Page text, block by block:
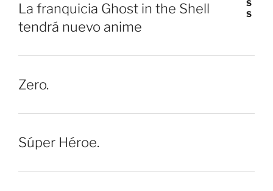
La franquicia Ghost in the Shell
tendrá nuevo anime
Zero.
Súper Héroe.